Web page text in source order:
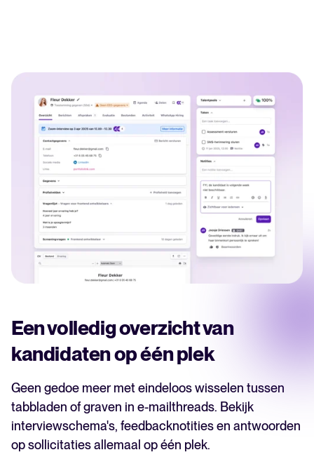
Een volledig overzicht van
kandidaten op één plek
Geen gedoe meer met eindeloos wisselen tussen
tabbladen of graven in e-mailthreads. Bekijk
interviewschema's, feedbacknotities en antwoorden
op sollicitaties allemaal op één plek.